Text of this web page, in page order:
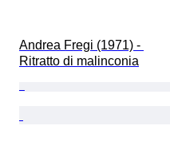
Andrea Fregi (1971) -
Ritratto di malinconia